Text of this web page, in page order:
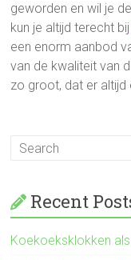
geworden en wil je
kun je altijd terecht bij
een enorm aanbod
van de kwaliteit van
zo groot, dat er altijd
Recent
Koekoeksklokken